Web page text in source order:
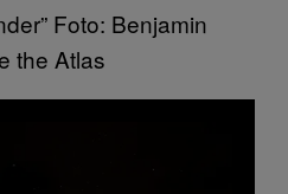
Foto: Benjamin
the Atlas